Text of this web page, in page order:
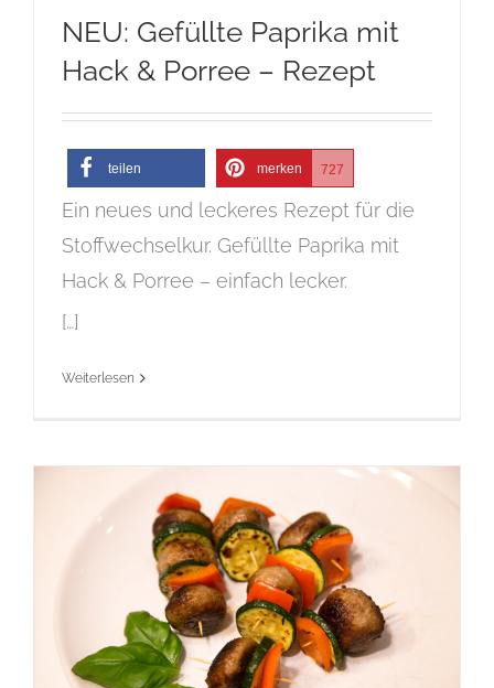
NEU: Gefüllte Paprika mit
Hack & Porree – Rezept
teilen merken 727
Ein neues und leckeres Rezept für die
Stoffwechselkur. Gefüllte Paprika mit
Hack & Porree – einfach lecker.
[…]
Weiterlesen